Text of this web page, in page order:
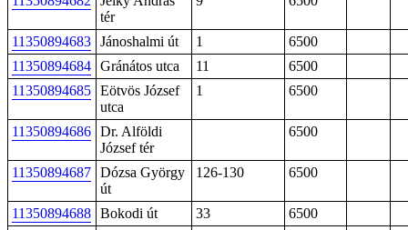
tér
11350894683 Jánoshalmi út 1
6500
11350894684 Gránátos utca 11
6500
11350894685 Eötvös József
utca
1 6500
11350894686 Dr. Alföldi
József tér
6500
11350894687 Dózsa György
út
126-130 6500
11350894688 Bokodi út 33 6500